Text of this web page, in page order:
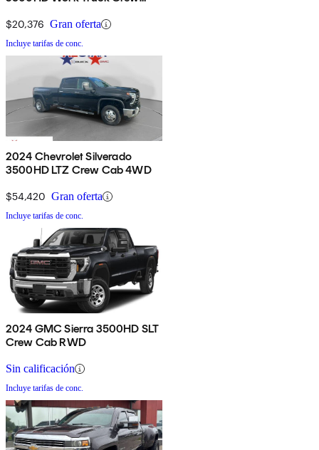
$20,376 Gran oferta
Incluye tarifas de conc.
2024 Chevrolet Silverado
3500HD LTZ Crew Cab 4WD
$54,420 Gran oferta
Incluye tarifas de conc.
2024 GMC Sierra 3500HD SLT
Crew Cab RWD
Sin calificación
Incluye tarifas de conc.